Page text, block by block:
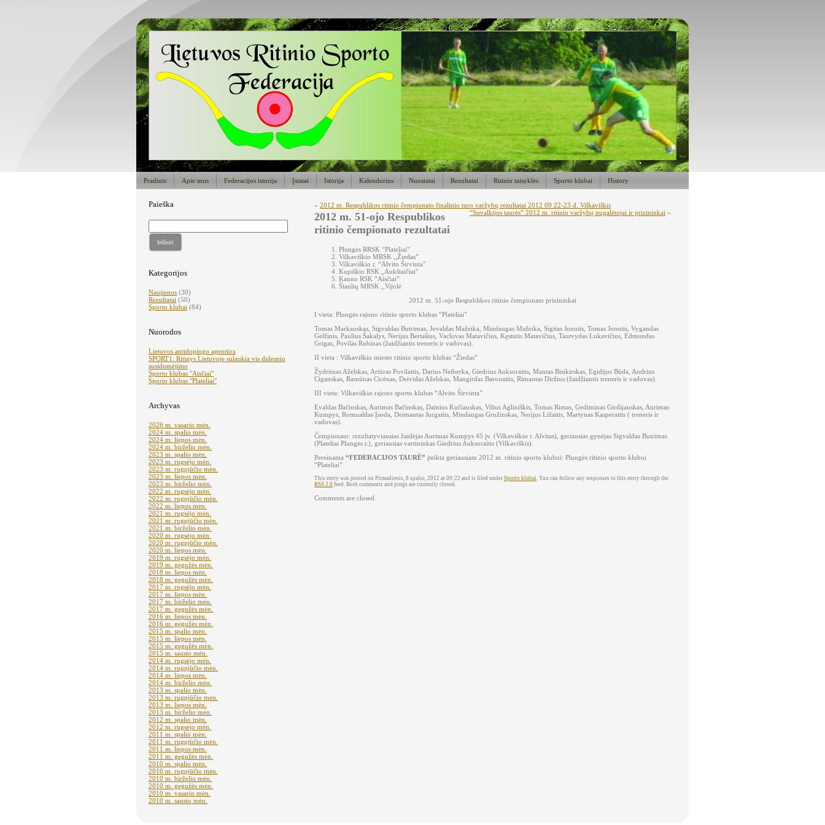
Pradinis Apie mus Federacijos istorija Įstatai Istorija Kalendorius Nuostatai Rezultatai Ritinio taisyklės Sporto klubai History
Paieška
Ieškoti
Kategorijos
Naujienos (30)
Rezultatai (50)
Sporto klubai (84)
Nuorodos
Lietuvos antidopingo agentūra
SPORT1: Ritinys Lietuvoje sulaukia vis didesnio
susidomėjimo
Sporto klubas "Aisčiai"
Sporto klubas "Plateliai"
Archyvas
2026 m. vasario mėn.
2024 m. spalio mėn.
2024 m. liepos mėn.
2024 m. birželio mėn.
2023 m. spalio mėn.
2023 m. rugsėjo mėn.
2023 m. rugpjūčio mėn.
2023 m. liepos mėn.
2023 m. birželio mėn.
2022 m. rugsėjo mėn.
2022 m. rugpjūčio mėn.
2022 m. liepos mėn.
2021 m. rugsėjo mėn.
2021 m. rugpjūčio mėn.
2021 m. birželio mėn.
2020 m. rugsėjo mėn.
2020 m. rugpjūčio mėn.
2020 m. liepos mėn.
2019 m. rugsėjo mėn.
2019 m. gegužės mėn.
2018 m. liepos mėn.
2018 m. gegužės mėn.
2017 m. rugsėjo mėn.
2017 m. liepos mėn.
2017 m. birželio mėn.
2017 m. gegužės mėn.
2016 m. liepos mėn.
2016 m. gegužės mėn.
2015 m. spalio mėn.
2015 m. liepos mėn.
2015 m. gegužės mėn.
2015 m. sausio mėn.
2014 m. rugsėjo mėn.
2014 m. rugpjūčio mėn.
2014 m. liepos mėn.
2014 m. birželio mėn.
2013 m. spalio mėn.
2013 m. rugpjūčio mėn.
2013 m. liepos mėn.
2013 m. birželio mėn.
2012 m. spalio mėn.
2012 m. rugsėjo mėn.
2011 m. spalio mėn.
2011 m. rugpjūčio mėn.
2011 m. liepos mėn.
2011 m. gegužės mėn.
2010 m. spalio mėn.
2010 m. rugpjūčio mėn.
2010 m. birželio mėn.
2010 m. gegužės mėn.
2010 m. vasario mėn.
2010 m. sausio mėn.
« 2012 m. Respublikos ritinio čempionato finalinio turo varžybų rezultatai 2012 09 22-23 d. Vilkaviškis
“Suvalkijos taurės” 2012 m. ritinio varžybų nugalėtojai ir prizininkai »
2012 m. 51-ojo Respublikos
ritinio čempionato rezultatai
Plungės RRSK “Plateliai”
Vilkaviškio MRSK ,,Žiedas”
Vilkaviškio r. “Alvito Širvinta”
Kupiškio RSK „Aukštaičiai“
Kauno RSK “Aisčiai”
Šiaulių MRSK ,,Vijolė
2012 m. 51-ojo Respublikos ritinio čempionato prizininkai
I vieta: Plungės rajono ritinio sporto klubas “Plateliai”
Tomas Markauskas, Sigvaldas Butrimas, Jovaldas Mažeika, Mindaugas Mažeika, Sigitas Jonutis, Tomas Jonutis, Vygandas
Gelžinis, Paulius Šakalys, Nerijus Bertašius, Vaclovas Matavičius, Kęstutis Matavičius, Tautvydas Lukavičius, Edmundas
Grigas, Povilas Rubinas (žaidžiantis treneris ir vadovas).
II vieta : Vilkaviškio miesto ritinio sporto klubas “Žiedas”
Žydrūnas Aželskas, Artūras Povilaitis, Darius Neiberka, Giedrius Auksoraitis, Mantas Bisikirskas, Egidijus Būda, Andrius
Ciganskas, Ramūnas Cicėnas, Deividas Aželskas, Mangirdas Baronaitis, Rimantas Diržius (žaidžiantis treneris ir vadovas).
III vieta: Vilkaviškio rajono sporto klubas “Alvito Širvinta”
Evaldas Bačinskas, Aurimas Bačinskas, Dainius Kučiauskas, Vilius Agliniškis, Tomas Rimas, Gediminas Girdijauskas, Aurimas
Kumpys, Romualdas Įsoda, Deimantas Jurgaitis, Mindaugas Gružinskas, Nerijus Ližaitis, Martynas Kasperaitis ( treneris ir
vadovas).
Čempionato: rezultatyviausias žaidėjas Aurimas Kumpys 45 įv. (Vilkaviškio r. Alvitas), geriausias gynėjas Sigvaldas Butrimas
(Plateliai Plungės r.), geriausias vartininkas Giedrius Auksoraitis (Vilkaviškis).
Pereinama “FEDERACIJOS TAURĖ” įteikta geriausiam 2012 m. ritinio sporto klubui: Plungės ritinio sporto klubui
“Plateliai”
This entry was posted on Pirmadienis, 8 spalio, 2012 at 09:22 and is filed under Sporto klubai . You can follow any responses to this entry through the
RSS 2.0 feed. Both comments and pings are currently closed.
Comments are closed.